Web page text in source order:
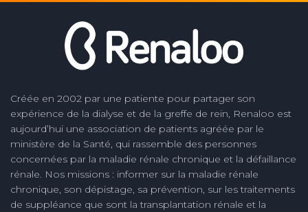
Créée en 2002 par une patiente pour partager son
expérience de la dialyse et de la greffe de rein, Renaloo est
aujourd’hui une association de patients agréée par le
ministère de la Santé, qui rassemble des personnes
concernées par la maladie rénale chronique et la défaillance
rénale. Nos missions : informer sur la maladie rénale
chronique, son dépistage, sa prévention, sur les traitements
de suppléance que sont la transplantation rénale et la